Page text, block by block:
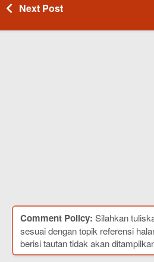
Next Post
Comment Policy: Silahkan
sesuai dengan topik referensi
berisi tautan tidak akan